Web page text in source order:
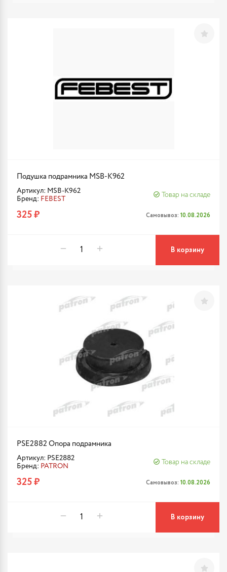
Подушка подрамника MSB-K962
Артикул: MSB-K962
Бренд: FEBEST
Товар на складе
325 ₽ Самовывоз: 10.08.2026
В корзину
PSE2882 Опора подрамника
Артикул: PSE2882
Бренд: PATRON
Товар на складе
325 ₽ Самовывоз: 10.08.2026
В корзину